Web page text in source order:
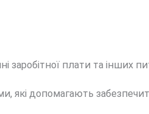
заробітної плати та інших
які допомагають